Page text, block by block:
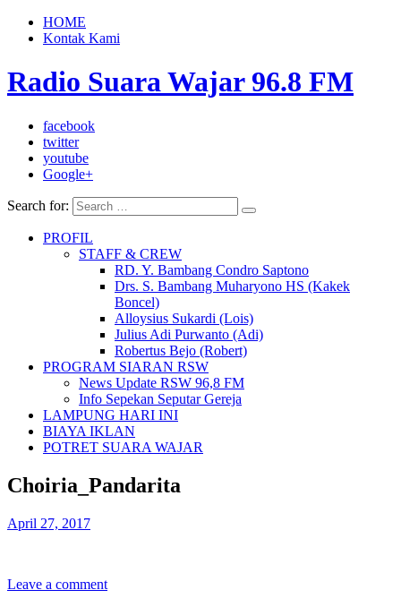
HOME
Kontak Kami
Radio Suara Wajar 96.8 FM
facebook
twitter
youtube
Google+
Search for:
PROFIL
STAFF & CREW
RD. Y. Bambang Condro Saptono
Drs. S. Bambang Muharyono HS (Kakek
Boncel)
Alloysius Sukardi (Lois)
Julius Adi Purwanto (Adi)
Robertus Bejo (Robert)
PROGRAM SIARAN RSW
News Update RSW 96,8 FM
Info Sepekan Seputar Gereja
LAMPUNG HARI INI
BIAYA IKLAN
POTRET SUARA WAJAR
Choiria_Pandarita
April 27, 2017
Leave a comment